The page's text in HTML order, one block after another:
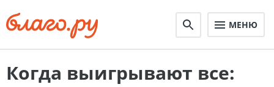
МЕНЮ
Когда выигрывают все: